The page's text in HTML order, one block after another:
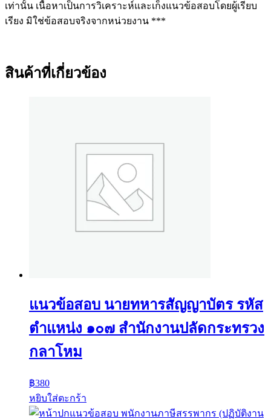
เท่านั้น เนื้อหาเป็นการวิเคราะห์และเก็งแนวข้อสอบโดยผู้เรียบ
เรียง มิใช่ข้อสอบจริงจากหน่วยงาน ***
สินค้าที่เกี่ยวข้อง
แนวข้อสอบ นายทหารสัญญาบัตร รหัส
ตำแหน่ง ๑๐๗ สำนักงานปลัดกระทรวง
กลาโหม
฿380
หยิบใส่ตะกร้า